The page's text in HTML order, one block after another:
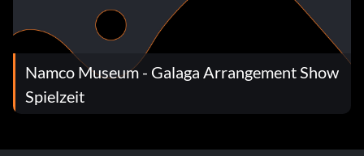
Namco Museum - Galaga Arrangement Show
Spielzeit